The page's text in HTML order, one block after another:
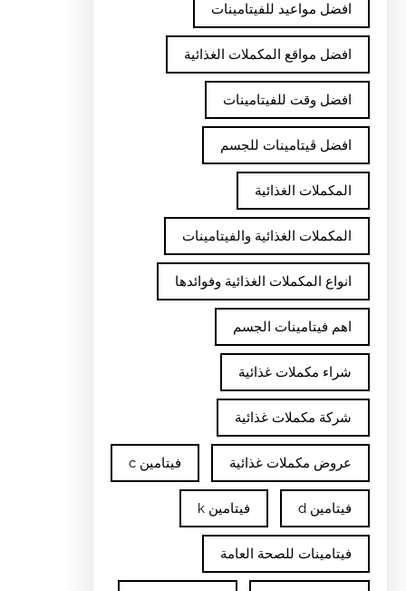
افضل مواعيد للفيتامينات
افضل مواقع المكملات الغذائية
افضل وقت للفيتامينات
افضل ڤيتامينات للجسم
المكملات الغذائية
المكملات الغذائية والفيتامينات
انواع المكملات الغذائية وفوائدها
اهم فيتامينات الجسم
شراء مكملات غذائية
شركة مكملات غذائية
عروض مكملات غذائية فيتامين c
فيتامين d فيتامين k
فيتامينات للصحة العامة